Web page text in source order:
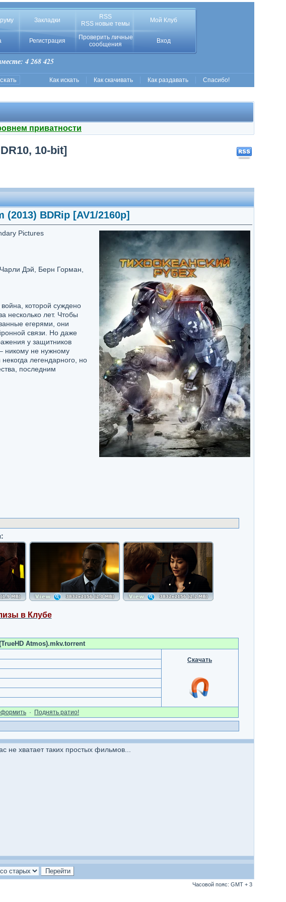
Закладки
RSS
RSS новые темы
Мой Клуб
Регистрация
Проверить личные
сообщения
Вход
4 268 425
Как искать Как скачивать Как раздавать Спасибо!
приватности
10-bit]
BDRip [AV1/2160p]
Pictures
Дэй, Берн Горман,
которой суждено
несколько лет. Чтобы
егерями, они
связи. Но даже
у защитников
никому не нужному
легендарного, но
последним
в Клубе
Atmos).mkv.torrent
Скачать
· Поднять ратио!
хватает таких простых фильмов...
Часовой пояс: GMT + 3